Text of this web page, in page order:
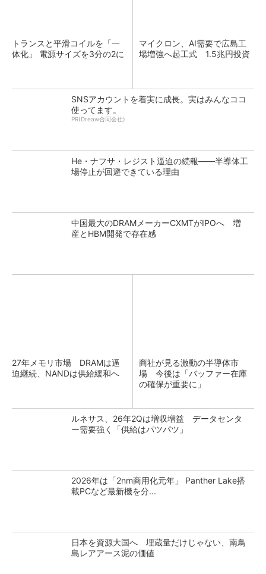
トランスと平滑コイルを「一
体化」 電源サイズを3分の2に
マイクロン、AI需要で広島工
場増強へ起工式 1.5兆円投資
SNSアカウントを着実に成長。実はみんなココ
使ってます。
PR(Dreaw合同会社)
He・ナフサ・レジスト逼迫の続報――半導体工
場停止が回避できている理由
中国最大のDRAMメーカーCXMTがIPOへ 増
産とHBM開発で存在感
27年メモリ市場 DRAMは逼
迫継続、NANDは供給緩和へ
商社が見る激動の半導体市
場 今後は「バッファー在庫
の確保が重要に」
ルネサス、26年2Qは増収増益 データセンタ
ー需要強く「供給はパツパツ」
2026年は「2nm商用化元年」 Panther Lake搭
載PCなど最新機を分...
日本を資源大国へ 埋蔵量だけじゃない、南鳥
島レアアース泥の価値